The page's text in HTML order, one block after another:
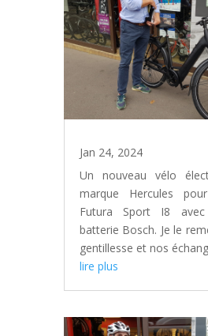
Jan 24, 2024
Un nouveau vélo
marque Hercules
Futura Sport I8
batterie Bosch. Je le
gentillesse et nos
lire plus